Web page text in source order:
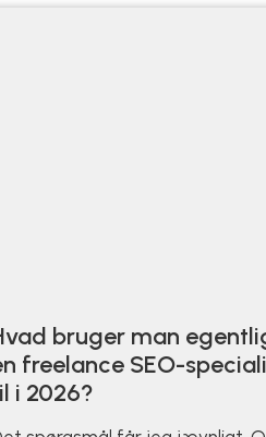
bruger man
freelance SEO-
i 2026?